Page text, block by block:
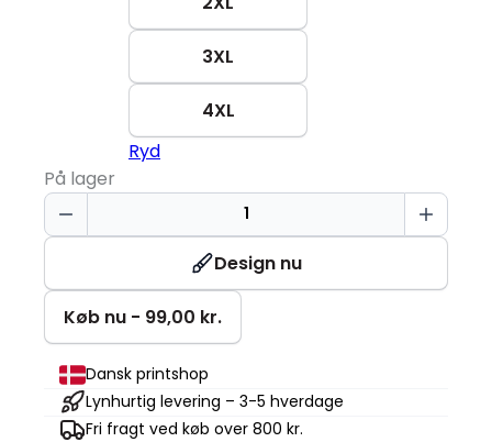
3XL
4XL
Ryd
På lager
T-
shirt
Økologisk
antal
Design nu
Køb nu - 99,00 kr.
Dansk printshop
Lynhurtig levering – 3-5 hverdage
Fri fragt ved køb over 800 kr.